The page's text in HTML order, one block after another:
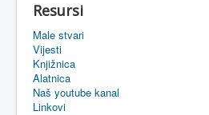
Oaza
Sistemski alati
eMapa
Resursi
Male stvari
Vijesti
Knjižnica
Alatnica
Naš youtube kanal
Linkovi